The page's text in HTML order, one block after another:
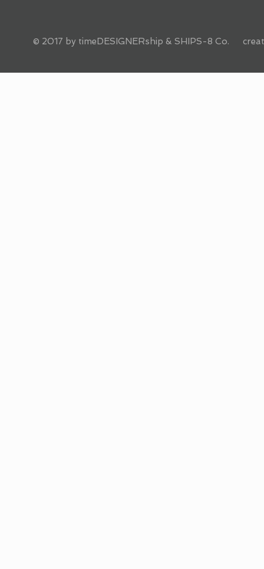
© 2017 by timeDESIGNERship & SHIPS-8 Co.